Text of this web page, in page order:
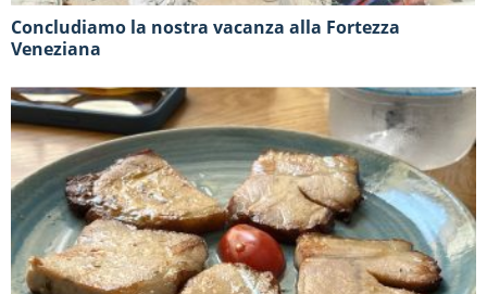
Concludiamo la nostra vacanza alla Fortezza
Veneziana